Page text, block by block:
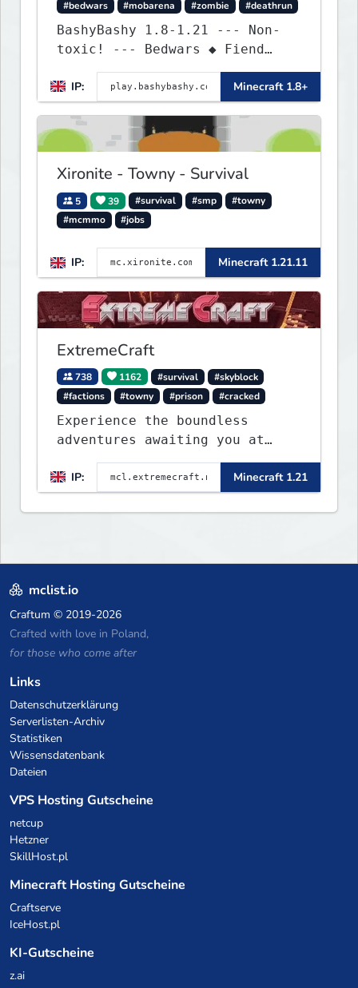
#bedwars
#mobarena #zombie #deathrun
BashyBashy 1.8-1.21 --- Non-
toxic! --- Bedwars ◆ Fiend
Fight ◆ Assault Course
IP:
Minecraft 1.8+
Xironite - Towny - Survival
5 39 #survival #smp
#towny
#mcmmo
#jobs
IP: Minecraft 1.21.11
ExtremeCraft
738 1162 #survival
#skyblock
#factions
#towny #prison #cracked
Experience the boundless
adventures awaiting you at
journey through a plethora of
exhilarating game modes,
blending both timeless
IP: Minecraft 1.21
mclist.io
Craftum © 2019-2026
Crafted with love in Poland,
for those who come after
Links
Datenschutzerklärung
Serverlisten-Archiv
Statistiken
Wissensdatenbank
Dateien
VPS Hosting Gutscheine
netcup
Hetzner
SkillHost.pl
Minecraft Hosting Gutscheine
Craftserve
IceHost.pl
KI-Gutscheine
z.ai